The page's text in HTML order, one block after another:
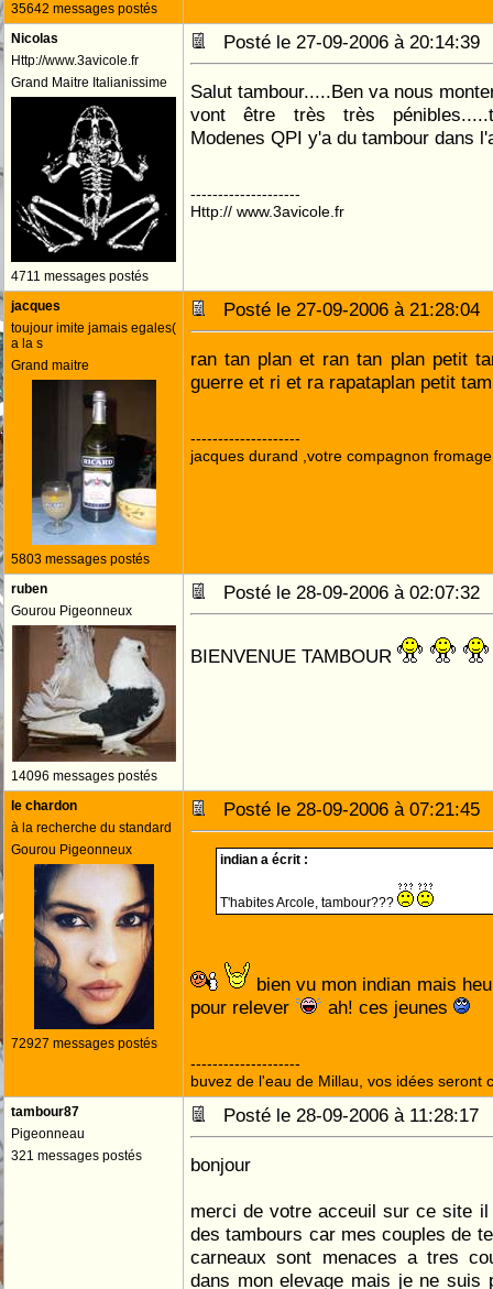
35642 messages postés
Nicolas
Http://www.3avicole.fr
Grand Maitre Italianissime
4711 messages postés
Posté le 27-09-2006 à
Salut tambour.....Ben va nous
vont être très très
Modenes QPI y'a du tambour dans
--------------------
Http:// www.3avicole.fr
jacques
toujour imite jamais egales(
a la s
Grand maitre
5803 messages postés
Posté le 27-09-2006 à
ran tan plan et ran tan plan petit
guerre et ri et ra rapataplan petit
--------------------
jacques durand ,votre compagnon
ruben
Gourou Pigeonneux
14096 messages postés
Posté le 28-09-2006 à
BIENVENUE TAMBOUR
le chardon
à la recherche du standard
Gourou Pigeonneux
72927 messages postés
Posté le 28-09-2006 à
indian a écrit :
T'habites Arcole, tambour???
bien vu mon indian mais
pour relever
ah! ces jeunes
--------------------
buvez de l'eau de Millau, vos idées seront
tambour87
Pigeonneau
321 messages postés
Posté le 28-09-2006 à
bonjour
merci de votre acceuil sur ce site
des tambours car mes couples de
carneaux sont menaces a tres
dans mon elevage mais je ne suis